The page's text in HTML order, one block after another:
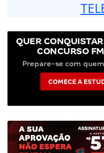
QUER
CONCURSO
Prepare-se com
COMECE A